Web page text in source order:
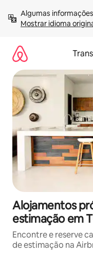
para
Mostrar idioma
Alojamentos
estimação em
Encontre e reserve
de estimação na